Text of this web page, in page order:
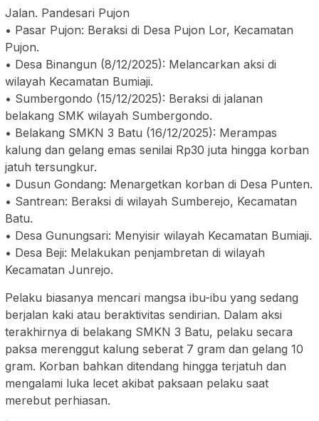
Jalan. Pandesari Pujon
• Pasar Pujon: Beraksi di Desa Pujon Lor, Kecamatan
Pujon.
• Desa Binangun (8/12/2025): Melancarkan aksi di
wilayah Kecamatan Bumiaji.
• Sumbergondo (15/12/2025): Beraksi di jalanan
belakang SMK wilayah Sumbergondo.
• Belakang SMKN 3 Batu (16/12/2025): Merampas
kalung dan gelang emas senilai Rp30 juta hingga korban
jatuh tersungkur.
• Dusun Gondang: Menargetkan korban di Desa Punten.
• Santrean: Beraksi di wilayah Sumberejo, Kecamatan
Batu.
• Desa Gunungsari: Menyisir wilayah Kecamatan Bumiaji.
• Desa Beji: Melakukan penjambretan di wilayah
Kecamatan Junrejo.
Pelaku biasanya mencari mangsa ibu-ibu yang sedang
berjalan kaki atau beraktivitas sendirian. Dalam aksi
terakhirnya di belakang SMKN 3 Batu, pelaku secara
paksa merenggut kalung seberat 7 gram dan gelang 10
gram. Korban bahkan ditendang hingga terjatuh dan
mengalami luka lecet akibat paksaan pelaku saat
merebut perhiasan.